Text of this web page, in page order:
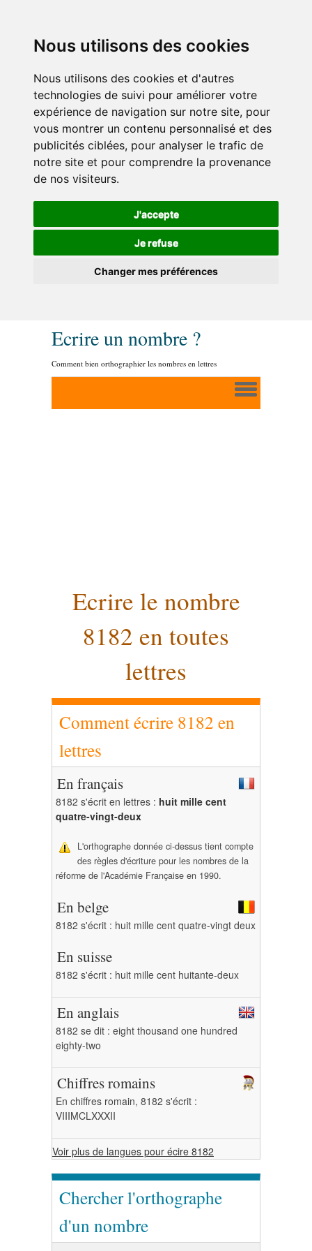
Nous utilisons des cookies
Nous utilisons des cookies et d'autres
technologies de suivi pour améliorer votre
expérience de navigation sur notre site, pour
vous montrer un contenu personnalisé et des
publicités ciblées, pour analyser le trafic de
notre site et pour comprendre la provenance
de nos visiteurs.
J'accepte
Je refuse
Changer mes préférences
Ecrire un nombre ?
Comment bien orthographier les nombres en lettres
Ecrire le nombre
8182 en toutes
lettres
Comment écrire 8182 en
lettres
En français
8182 s'écrit en lettres : huit mille cent
quatre-vingt-deux
L'orthographe donnée ci-dessus tient compte
des règles d'écriture pour les nombres de la
réforme de l'Académie Française en 1990.
En belge
8182 s'écrit : huit mille cent quatre-vingt deux
En suisse
8182 s'écrit : huit mille cent huitante-deux
En anglais
8182 se dit : eight thousand one hundred
eighty-two
Chiffres romains
En chiffres romain, 8182 s'écrit :
VIIIMCLXXXII
Voir plus de langues pour écire 8182
Chercher l'orthographe
d'un nombre